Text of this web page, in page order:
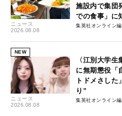
ニュース
2026.08.08
施設内で集団
での食事」に
集英社オンライン
NEW
ニュース
2026.08.08
〈江別大学
に無期懲役「
トドメさした
り”
集英社オンライン